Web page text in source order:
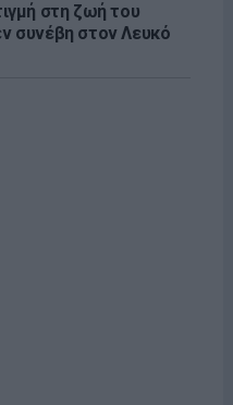
στη ζωή του
συνέβη στον Λευκό